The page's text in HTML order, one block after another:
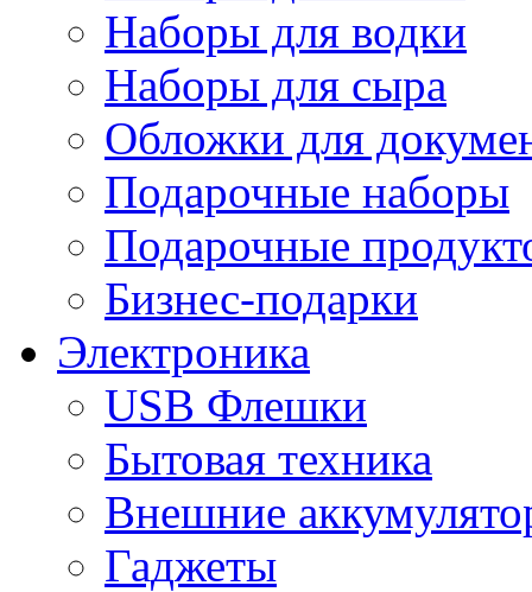
Наборы для водки
Наборы для сыра
Обложки для
Подарочные наборы
Подарочные
Бизнес-подарки
Электроника
USB Флешки
Бытовая техника
Внешние
Гаджеты